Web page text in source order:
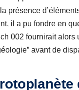
présence
il a pu fondre en
002 fournirait
avant de